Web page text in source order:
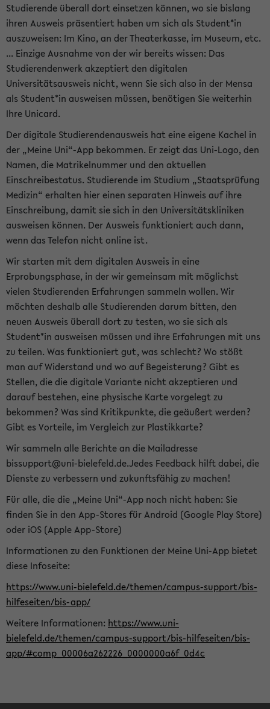
Studierende überall dort einsetzen können, wo sie bislang
ihren Ausweis präsentiert haben um sich als Student*in
auszuweisen: Im Kino, an der Theaterkasse, im Museum, etc.
... Einzige Ausnahme von der wir bereits wissen: Das
Studierendenwerk akzeptiert den digitalen
Universitätsausweis nicht, wenn Sie sich also in der Mensa
als Student*in ausweisen müssen, benötigen Sie weiterhin
Ihre Unicard.
Der digitale Studierendenausweis hat eine eigene Kachel in
der „Meine Uni“-App bekommen. Er zeigt das Uni-Logo, den
Namen, die Matrikelnummer und den aktuellen
Einschreibestatus. Studierende im Studium „Staatsprüfung
Medizin“ erhalten hier einen separaten Hinweis auf ihre
Einschreibung, damit sie sich in den Universitätskliniken
ausweisen können. Der Ausweis funktioniert auch dann,
wenn das Telefon nicht online ist.
Wir starten mit dem digitalen Ausweis in eine
Erprobungsphase, in der wir gemeinsam mit möglichst
vielen Studierenden Erfahrungen sammeln wollen. Wir
möchten deshalb alle Studierenden darum bitten, den
neuen Ausweis überall dort zu testen, wo sie sich als
Student*in ausweisen müssen und ihre Erfahrungen mit uns
zu teilen. Was funktioniert gut, was schlecht? Wo stößt
man auf Widerstand und wo auf Begeisterung? Gibt es
Stellen, die die digitale Variante nicht akzeptieren und
darauf bestehen, eine physische Karte vorgelegt zu
bekommen? Was sind Kritikpunkte, die geäußert werden?
Gibt es Vorteile, im Vergleich zur Plastikkarte?
Wir sammeln alle Berichte an die Mailadresse
bissupport@uni-bielefeld.de.Jedes Feedback hilft dabei, die
Dienste zu verbessern und zukunftsfähig zu machen!
Für alle, die die „Meine Uni“-App noch nicht haben: Sie
finden Sie in den App-Stores für Android (Google Play Store)
oder iOS (Apple App-Store)
Informationen zu den Funktionen der Meine Uni-App bietet
diese Infoseite:
https://www.uni-bielefeld.de/themen/campus-support/bis-
hilfeseiten/bis-app/
Weitere Informationen: https://www.uni-
bielefeld.de/themen/campus-support/bis-hilfeseiten/bis-
app/#comp_00006a262226_0000000a6f_0d4c